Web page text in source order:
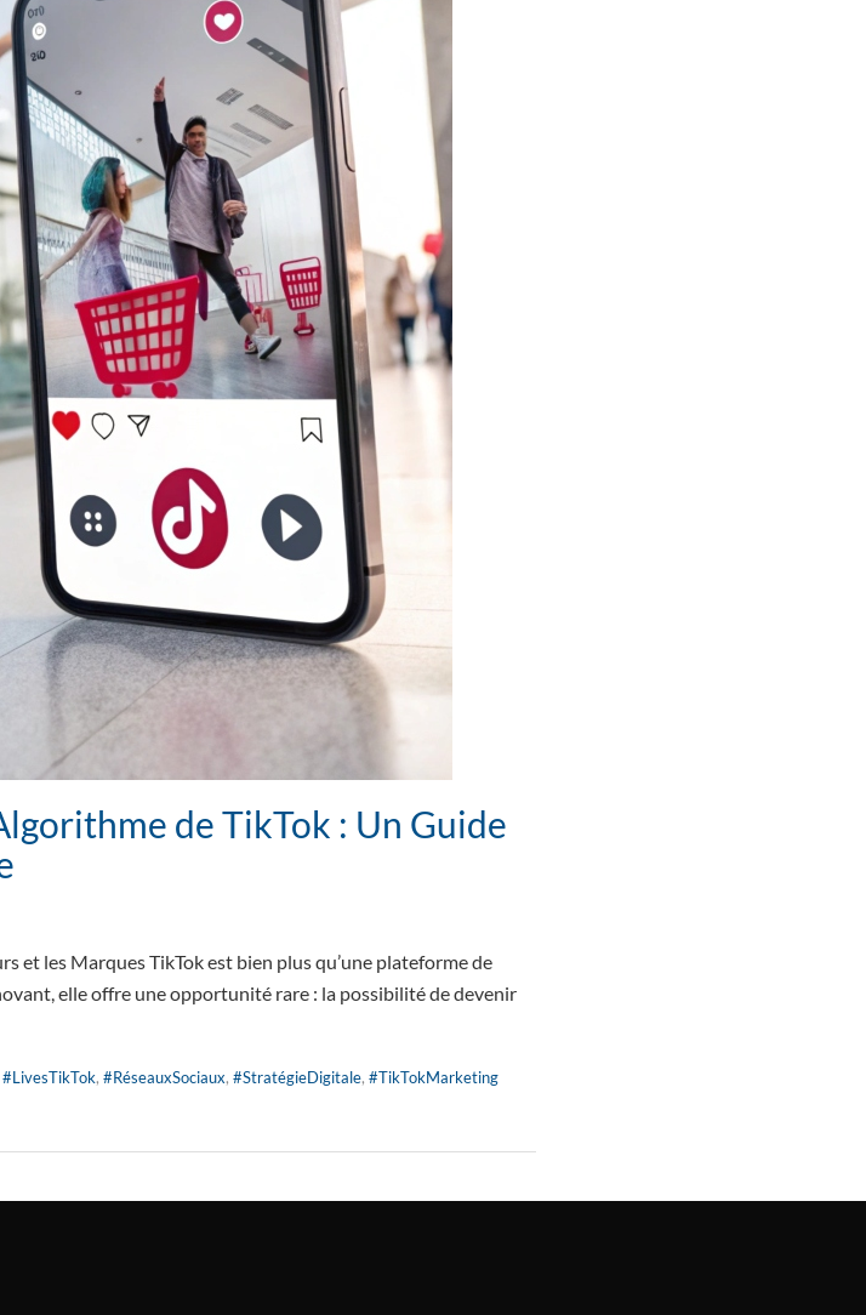
de TikTok : Un Guide
et les Marques TikTok est bien plus qu’une plateforme de
elle offre une opportunité rare : la possibilité de devenir
#LivesTikTok, #RéseauxSociaux, #StratégieDigitale, #TikTokMarketing